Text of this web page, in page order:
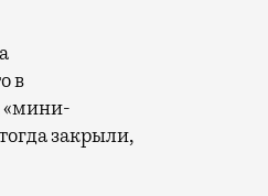
в
«мини-
закрыли,